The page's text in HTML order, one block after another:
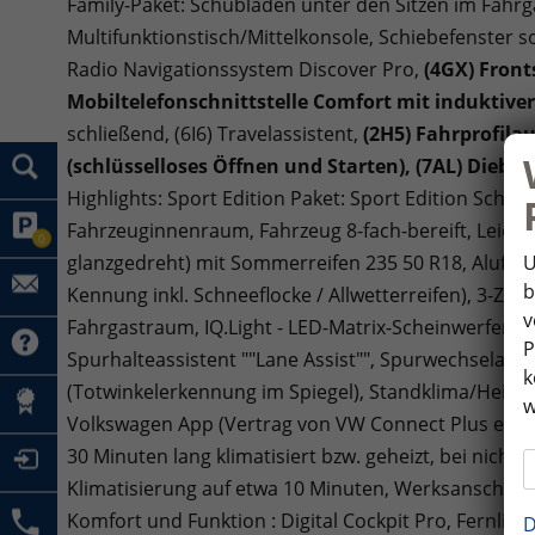
0
Multifunktionstisch/Mittelkonsole, Schiebefenster
Radio Navigationssystem Discover Pro, (4GX)
Mobiltelefonschnittstelle Comfort mit
schließend, (6I6) Travelassistent, (2H5)
(schlüsselloses Öffnen und Starten), (7AL)
Highlights: Sport Edition Paket: Sport Edition
Fahrzeuginnenraum, Fahrzeug 8-fach-bereift,
glanzgedreht) mit Sommerreifen 235 50 R18,
Kennung inkl. Schneeflocke / Allwetterreifen), 3-
Fahrgastraum, IQ.Light - LED-Matrix-Scheinwerfer
Spurhalteassistent ""Lane Assist"",
(Totwinkelerkennung im Spiegel), Standklima/
Volkswagen App (Vertrag von VW Connect Plus
30 Minuten lang klimatisiert bzw. geheizt, bei nicht
Klimatisierung auf etwa 10 Minuten,
Komfort und Funktion : Digital Cockpit Pro,